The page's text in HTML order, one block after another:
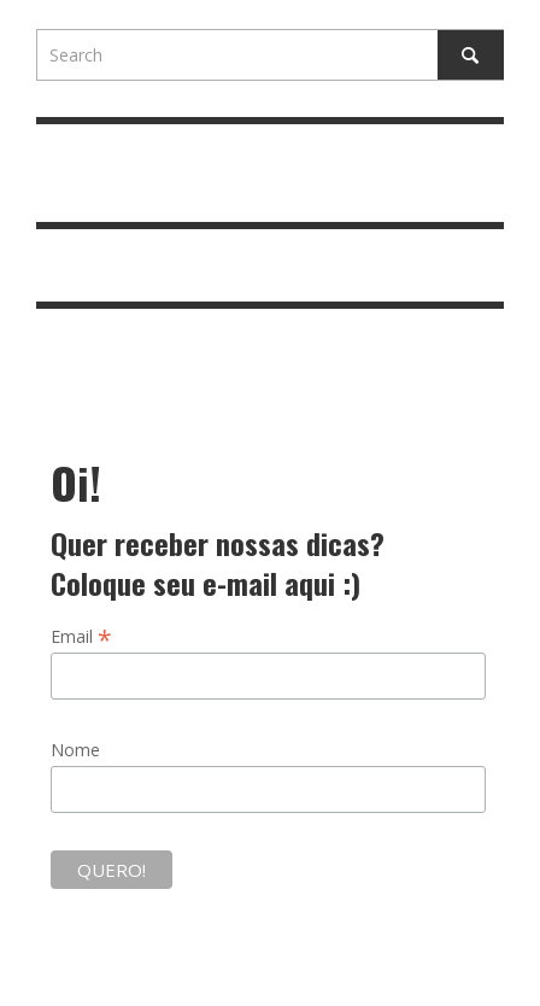
Oi!
Quer receber nossas dicas?
Coloque seu e-mail aqui :)
Email *
Nome